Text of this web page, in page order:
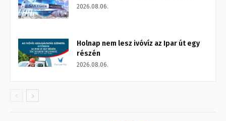
2026.08.06.
Holnap nem lesz ivóvíz az Ipar út egy
részén
2026.08.06.